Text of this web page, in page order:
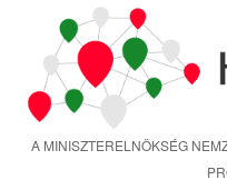
tartalomra
A MINISZTERELNÖKSÉG